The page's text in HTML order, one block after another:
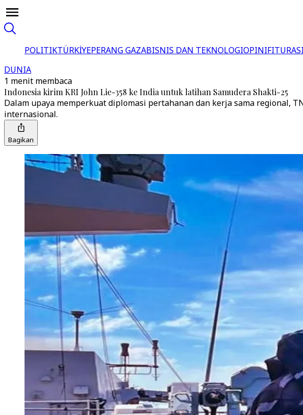
POLITIKTÜRKİYEPERANG GAZABISNIS DAN TEKNOLOGIOPINIFITUR
DUNIA
1 menit membaca
Indonesia kirim KRI John Lie-358 ke India untuk latihan Samudera Shakti-25
Dalam upaya memperkuat diplomasi pertahanan dan kerja sama regional,
internasional.
Bagikan